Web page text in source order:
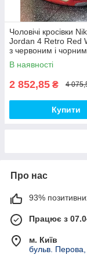
Чоловічі кросівки
Jordan 4 Retro Red
з червоним і
демі кроси PD7361
В наявності
2 852,85 ₴ 4
Купити
Про нас
93%
Працює з
м. Київ
бульв. Перова,